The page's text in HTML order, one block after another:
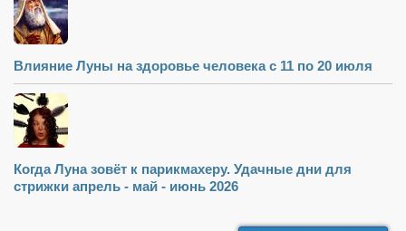
Влияние Луны на здоровье человека с 11 по 20 июля
Когда Луна зовёт к парикмахеру. Удачные дни для
стрижки апрель - май - июнь 2026